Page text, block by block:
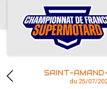
ACCUEIL
ACTUS
CALENDRIER
CHAMPIONNAT
SAINT-
du 25/07/